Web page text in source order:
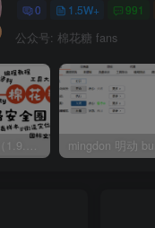
0 1.5W+ 991
公众号: 棉花糖 fans
会员必看手册（1.9.0版本 26.4.5更新）